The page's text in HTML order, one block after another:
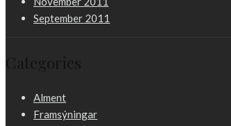
September 2011
Alment
Framsýningar